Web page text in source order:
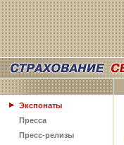
Экспонаты
Пресса
Пресс-релизы